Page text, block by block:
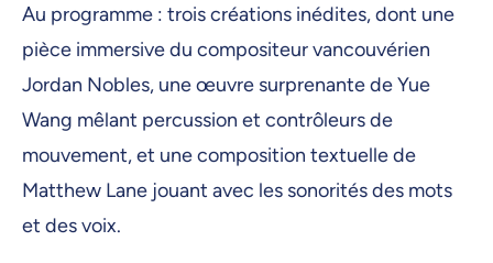
Au programme : trois créations inédites, dont une
pièce immersive du compositeur vancouvérien
Jordan Nobles, une œuvre surprenante de Yue
Wang mêlant percussion et contrôleurs de
mouvement, et une composition textuelle de
Matthew Lane jouant avec les sonorités des mots
et des voix.